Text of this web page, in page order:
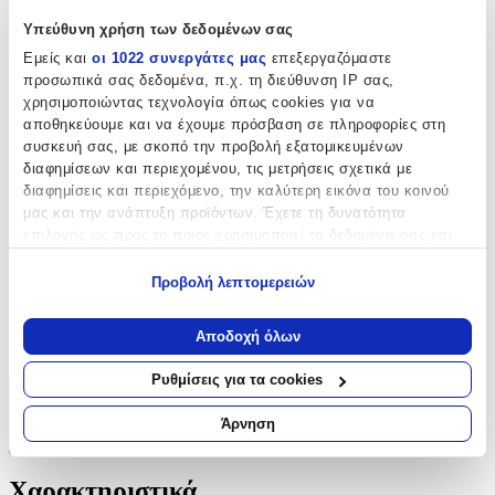
Υπεύθυνη χρήση των δεδομένων σας
Εμείς και οι 1022 συνεργάτες μας επεξεργαζόμαστε
προσωπικά σας δεδομένα, π.χ. τη διεύθυνση IP σας,
χρησιμοποιώντας τεχνολογία όπως cookies για να
αποθηκεύουμε και να έχουμε πρόσβαση σε πληροφορίες στη
συσκευή σας, με σκοπό την προβολή εξατομικευμένων
διαφημίσεων και περιεχομένου, τις μετρήσεις σχετικά με
διαφημίσεις και περιεχόμενο, την καλύτερη εικόνα του κοινού
μας και την ανάπτυξη προϊόντων. Έχετε τη δυνατότητα
Να συλλέξουμε πληροφορίες σχετικά με τη γεωγραφική
σας τοποθεσία, οι οποίες μπορεί να είναι ακριβείς σε
απόσταση μερικών μέτρων
Να αναγνωρίσουμε τη συσκευή σας σαρώνοντας ενεργά
για συγκεκριμένα χαρακτηριστικά (δακτυλικό αποτύπωμα)
Μάθετε περισσότερα σχετικά με τον τρόπο επεξεργασίας των
προσωπικών σας δεδομένων και καθορίστε τις προτιμήσεις σας
στηνενότητα “Λεπτομέρειες”
Προβολή λεπτομερειών
Αποδοχή όλων
Ρυθμίσεις για τα cookies
Άρνηση
Χρώμα
Μπλε
Ερμάριο:
Πλάτος:
Χαρακτηριστικά
+